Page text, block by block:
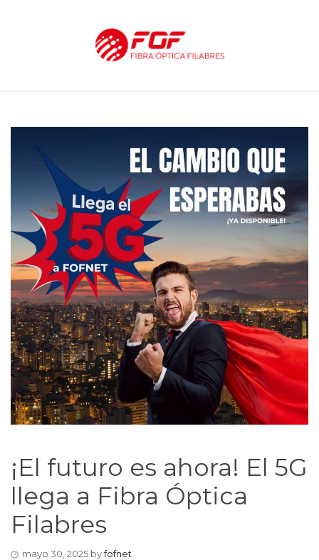
¡El futuro es ahora! El 5G
llega a Fibra Óptica
Filabres
mayo 30, 2025 byfofnet